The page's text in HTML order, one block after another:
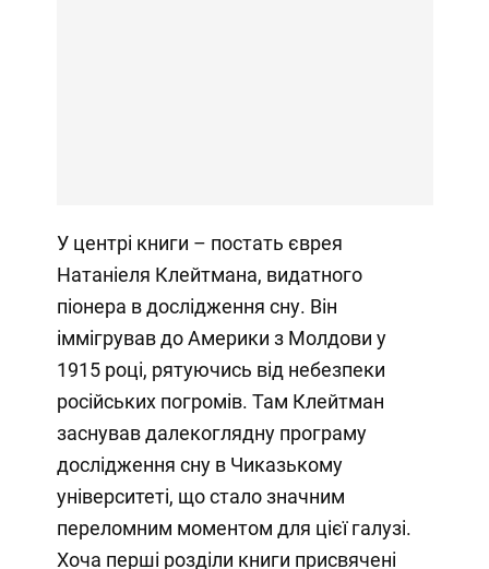
У центрі книги – постать єврея
Натаніеля Клейтмана, видатного
піонера в дослідження сну. Він
іммігрував до Америки з Молдови у
1915 році, рятуючись від небезпеки
російських погромів. Там Клейтман
заснував далекоглядну програму
дослідження сну в Чиказькому
університеті, що стало значним
переломним моментом для цієї галузі.
Хоча перші розділи книги присвячені